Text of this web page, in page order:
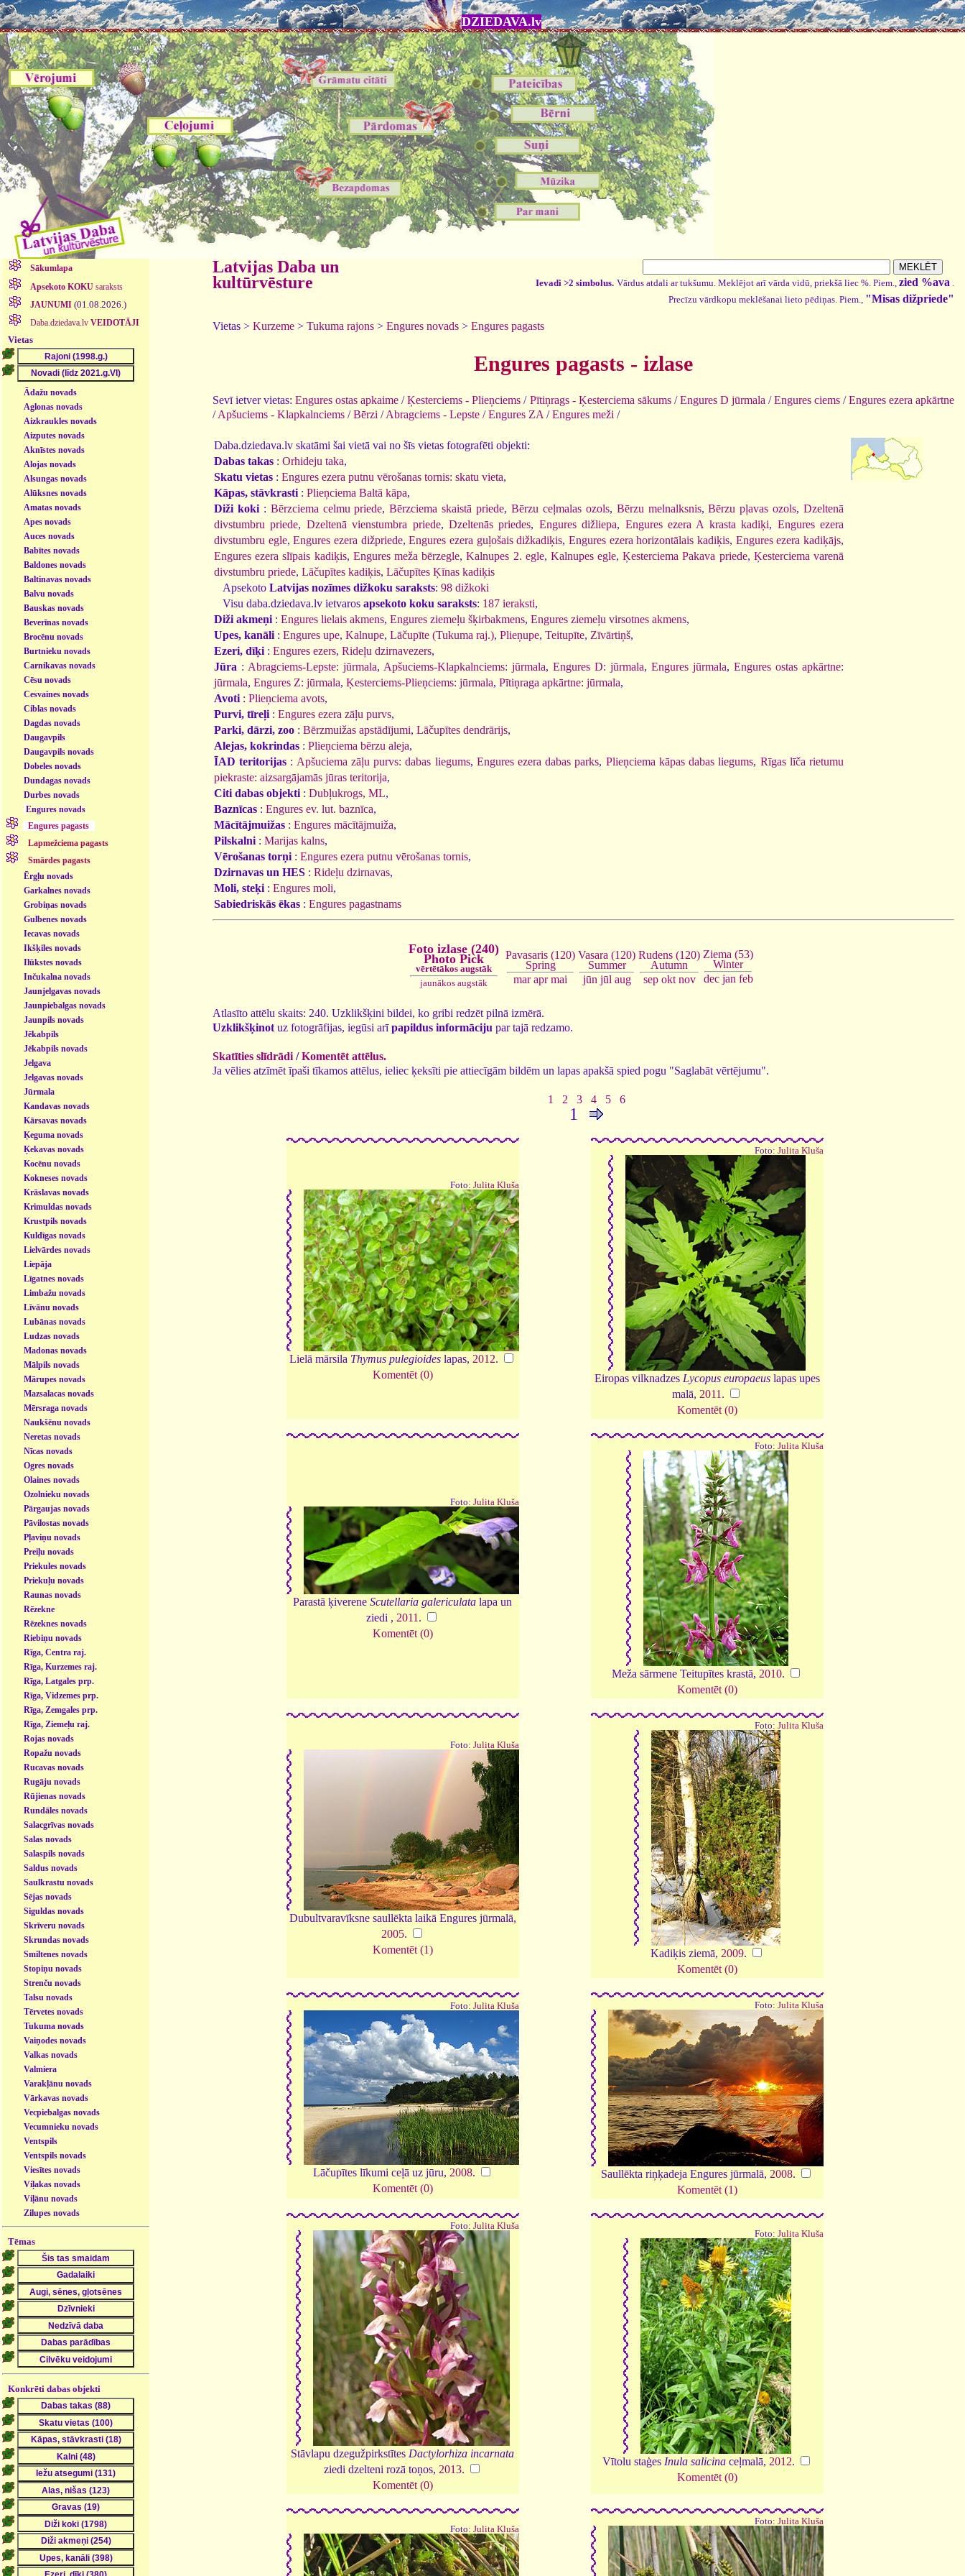
DZIEDAVA.lv
Sākumlapa
Apsekoto KOKUsaraksts
JAUNUMI (01.08.2026.)
Daba.dziedava.lv VEIDOTĀJI
Vietas
Ādažu novads
Aglonas novads
Aizkraukles novads
Aizputes novads
Aknīstes novads
Alojas novads
Alsungas novads
Alūksnes novads
Amatas novads
Apes novads
Auces novads
Babītes novads
Baldones novads
Baltinavas novads
Balvu novads
Bauskas novads
Beverīnas novads
Brocēnu novads
Burtnieku novads
Carnikavas novads
Cēsu novads
Cesvaines novads
Ciblas novads
Dagdas novads
Daugavpils
Daugavpils novads
Dobeles novads
Dundagas novads
Durbes novads
Engures novads
Engures pagasts
Lapmežciema pagasts
Smārdes pagasts
Ērgļu novads
Garkalnes novads
Grobiņas novads
Gulbenes novads
Iecavas novads
Ikšķiles novads
Ilūkstes novads
Inčukalna novads
Jaunjelgavas novads
Jaunpiebalgas novads
Jaunpils novads
Jēkabpils
Jēkabpils novads
Jelgava
Jelgavas novads
Jūrmala
Kandavas novads
Kārsavas novads
Ķeguma novads
Ķekavas novads
Kocēnu novads
Kokneses novads
Krāslavas novads
Krimuldas novads
Krustpils novads
Kuldīgas novads
Lielvārdes novads
Liepāja
Līgatnes novads
Limbažu novads
Līvānu novads
Lubānas novads
Ludzas novads
Madonas novads
Mālpils novads
Mārupes novads
Mazsalacas novads
Mērsraga novads
Naukšēnu novads
Neretas novads
Nīcas novads
Ogres novads
Olaines novads
Ozolnieku novads
Pārgaujas novads
Pāvilostas novads
Pļaviņu novads
Preiļu novads
Priekules novads
Priekuļu novads
Raunas novads
Rēzekne
Rēzeknes novads
Riebiņu novads
Rīga, Centra raj.
Rīga, Kurzemes raj.
Rīga, Latgales prp.
Rīga, Vidzemes prp.
Rīga, Zemgales prp.
Rīga, Ziemeļu raj.
Rojas novads
Ropažu novads
Rucavas novads
Rugāju novads
Rūjienas novads
Rundāles novads
Salacgrīvas novads
Salas novads
Salaspils novads
Saldus novads
Saulkrastu novads
Sējas novads
Siguldas novads
Skrīveru novads
Skrundas novads
Smiltenes novads
Stopiņu novads
Strenču novads
Talsu novads
Tērvetes novads
Tukuma novads
Vaiņodes novads
Valkas novads
Valmiera
Varakļānu novads
Vārkavas novads
Vecpiebalgas novads
Vecumnieku novads
Ventspils
Ventspils novads
Viesītes novads
Viļakas novads
Viļānu novads
Zilupes novads
Tēmas
Konkrēti dabas objekti
Latvijas Daba un
kultūrvēsture
Ievadi >2 simbolus. Vārdus atdali ar tukšumu. Meklējot arī vārda vidū, priekšā liec %. Piem., zied %ava .
Precīzu vārdkopu meklēšanai lieto pēdiņas. Piem., "Misas dižpriede"
Vietas > Kurzeme > Tukuma rajons > Engures novads > Engures pagasts
Engures pagasts - izlase
Sevī ietver vietas:Engures ostas apkaime /Ķesterciems - Plieņciems / Pītiņrags - Ķesterciema sākums/Engures D jūrmala /Engures ciems/Engures ezera apkārtne
/Apšuciems - Klapkalnciems /Bērzi /Abragciems - Lepste /Engures ZA /Engures meži /
Daba.dziedava.lv skatāmi šai vietā vai no šīs vietas fotografēti objekti:
Dabas takas : Orhideju taka,
Skatu vietas : Engures ezera putnu vērošanas tornis: skatu vieta,
Kāpas, stāvkrasti : Plieņciema Baltā kāpa,
Diži koki: Bērzciema celmu priede,Bērzciema skaistā priede, Bērzu ceļmalas ozols, Bērzu melnalksnis,Bērzu pļavas ozols,Dzeltenā
divstumbru priede, Dzeltenā vienstumbra priede,Dzeltenās priedes, Engures dižliepa, Engures ezera A krasta kadiķi, Engures ezera
divstumbru egle,Engures ezera dižpriede,Engures ezera guļošais dižkadiķis,Engures ezera horizontālais kadiķis, Engures ezera kadiķājs,
Engures ezera slīpais kadiķis, Engures meža bērzegle,Kalnupes 2. egle, Kalnupes egle,Ķesterciema Pakava priede, Ķesterciema varenā
divstumbru priede, Lāčupītes kadiķis, Lāčupītes Ķīnas kadiķis
Apsekoto Latvijas nozīmes dižkoku saraksts: 98 dižkoki
Visu daba.dziedava.lv ietvaros apsekoto koku saraksts: 187 ieraksti,
Diži akmeņi : Engures lielais akmens, Engures ziemeļu šķirbakmens, Engures ziemeļu virsotnes akmens,
Upes, kanāli : Engures upe, Kalnupe, Lāčupīte (Tukuma raj.), Plieņupe, Teitupīte, Zīvārtiņš,
Ezeri, dīķi : Engures ezers, Rideļu dzirnavezers,
Jūra : Abragciems-Lepste: jūrmala, Apšuciems-Klapkalnciems: jūrmala, Engures D: jūrmala, Engures jūrmala, Engures ostas apkārtne:
jūrmala, Engures Z: jūrmala, Ķesterciems-Plieņciems: jūrmala, Pītiņraga apkārtne: jūrmala,
Avoti : Plieņciema avots,
Purvi, tīreļi : Engures ezera zāļu purvs,
Parki, dārzi, zoo : Bērzmuižas apstādījumi, Lāčupītes dendrārijs,
Alejas, kokrindas : Plieņciema bērzu aleja,
ĪAD teritorijas : Apšuciema zāļu purvs: dabas liegums, Engures ezera dabas parks, Plieņciema kāpas dabas liegums, Rīgas līča rietumu
piekraste: aizsargājamās jūras teritorija,
Citi dabas objekti : Dubļukrogs, ML,
Baznīcas : Engures ev. lut. baznīca,
Mācītājmuižas : Engures mācītājmuiža,
Pilskalni : Marijas kalns,
Vērošanas torņi : Engures ezera putnu vērošanas tornis,
Dzirnavas un HES : Rideļu dzirnavas,
Moli, steķi : Engures moli,
Sabiedriskās ēkas : Engures pagastnams
Foto izlase (240)
Photo Pick
vērtētākos augstāk
jaunākos augstāk
Pavasaris (120)
Spring
mar apr mai
Vasara (120)
Summer
jūn jūl aug
Rudens (120)
Autumn
sep okt nov
Ziema (53)
Winter
dec jan feb
Atlasīto attēlu skaits: 240. Uzklikšķini bildei, ko gribi redzēt pilnā izmērā.
Uzklikšķinot uz fotogrāfijas, iegūsi arīpapildus informāciju par tajā redzamo.
Skatīties slīdrādi /Komentēt attēlus.
Ja vēlies atzīmēt īpaši tīkamos attēlus, ieliec ķeksīti pie attiecīgām bildēm un lapas apakšā spied pogu "Saglabāt vērtējumu".
1 2 3 4 5 6
1
Foto: Julita Kluša
Lielā mārsila Thymus pulegioides lapas, 2012.
Komentēt (0)
Foto: Julita Kluša
Eiropas vilknadzes Lycopus europaeuslapas upes
malā, 2011 .
Komentēt (0)
Foto: Julita Kluša
Parastā ķiverene Scutellaria galericulata lapa un
ziedi , 2011 .
Komentēt (0)
Foto: Julita Kluša
Meža sārmene Teitupītes krastā, 2010.
Komentēt (0)
Foto: Julita Kluša
Dubultvaravīksne saullēkta laikā Engures jūrmalā,
2005.
Komentēt (1)
Foto: Julita Kluša
Kadiķis ziemā, 2009.
Komentēt (0)
Foto: Julita Kluša
Lāčupītes līkumi ceļā uz jūru, 2008.
Komentēt (0)
Foto: Julita Kluša
Saullēkta riņķadeja Engures jūrmalā, 2008.
Komentēt (1)
Foto: Julita Kluša
Stāvlapu dzegužpirkstītes Dactylorhiza incarnata
ziedi dzelteni rozā toņos, 2013.
Komentēt (0)
Foto: Julita Kluša
Vītolu staģes Inula salicinaceļmalā, 2012.
Komentēt (0)
Foto: Julita Kluša
Foto: Julita Kluša